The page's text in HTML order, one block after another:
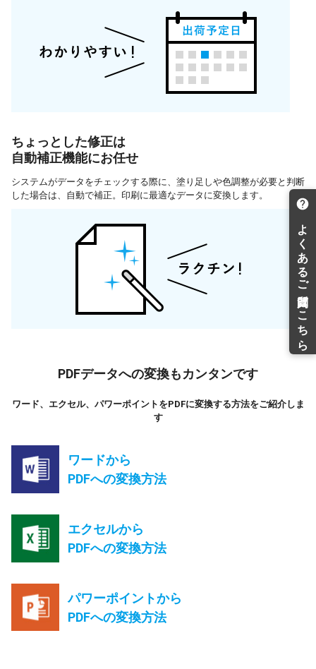
ちょっとした修正は
自動補正機能にお任せ
システムがデータをチェックする際に、塗り足しや色調整が必要と判断
した場合は、自動で補正。印刷に最適なデータに変換します。
PDFデータへの変換もカンタンです
ワード、エクセル、パワーポイントをPDFに変換する方法をご紹介しま
す
ワードから
PDFへの変換方法
エクセルから
PDFへの変換方法
パワーポイントから
PDFへの変換方法